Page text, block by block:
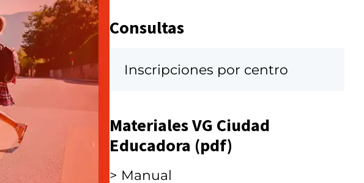
Consultas
Inscripciones por centro
Materiales VG Ciudad
Educadora (pdf)
> Manual